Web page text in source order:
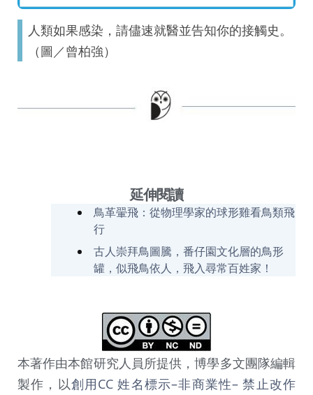
人類如果感染，請儘速就醫並告知你的接觸史。
（圖／曾柏強）
延伸閱讀
鳥革翬飛：從物理學家的球形雞看鳥類飛
行
古人崇拜鳥圖騰，番仔園文化層的鳥形
罐，似飛鳥依人，飛入尋常百姓家！
本著作由本館研究人員所提供，博學多文團隊編輯
製作，以創用CC 姓名標示–非商業性– 禁止改作